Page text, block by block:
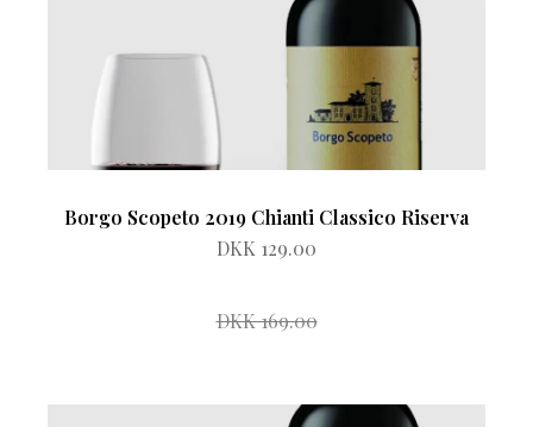
Borgo Scopeto 2019 Chianti Classico Riserva
DKK 129.00
DKK 169.00